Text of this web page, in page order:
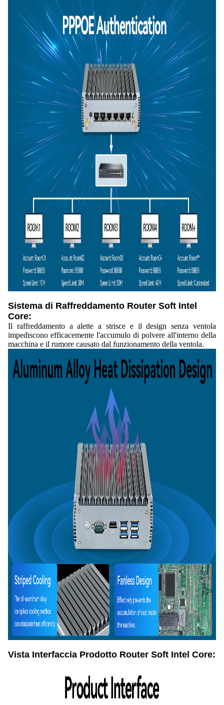
Sistema di Raffreddamento Router Soft Intel
Core:
Il raffreddamento a alette a strisce e il design senza ventola
impediscono efficacemente l'accumulo di polvere all'interno della
macchina e il rumore causato dal funzionamento della ventola.
Vista Interfaccia Prodotto Router Soft Intel Core: